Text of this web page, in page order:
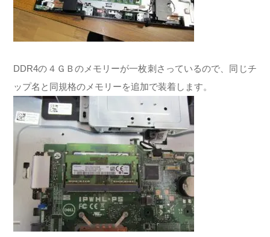
DDR4の４ＧＢのメモリーが一枚刺さっているので、同じチ
ップ名と同規格のメモリーを追加で装着します。